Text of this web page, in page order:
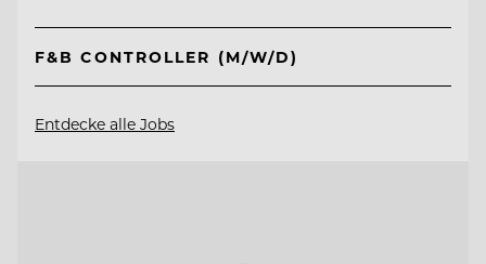
F&B CONTROLLER (M/W/D)
Entdecke alle Jobs